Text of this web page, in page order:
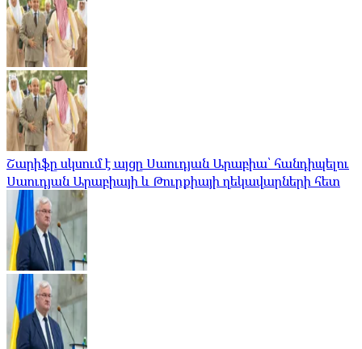
Շարիֆը սկսում է այցը Սաուդյան Արաբիա՝ հանդիպելու
Սաուդյան Արաբիայի և Թուրքիայի ղեկավարների հետ